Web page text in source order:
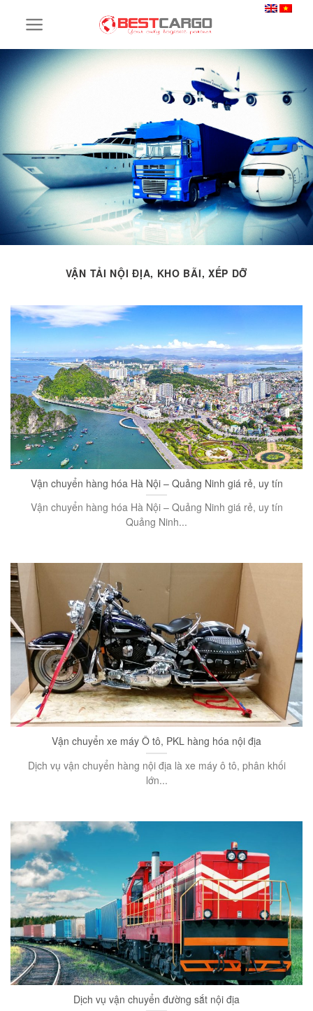
VẬN TẢI NỘI ĐỊA, KHO BÃI, XẾP DỠ
Vận chuyển hàng hóa Hà Nội – Quảng Ninh giá rẻ, uy tín
Vận chuyển hàng hóa Hà Nội – Quảng Ninh giá rẻ, uy tín
Quảng Ninh...
Vận chuyển xe máy Ô tô, PKL hàng hóa nội địa
Dịch vụ vận chuyển hàng nội địa là xe máy ô tô, phân khối
lớn...
Dịch vụ vận chuyển đường sắt nội địa